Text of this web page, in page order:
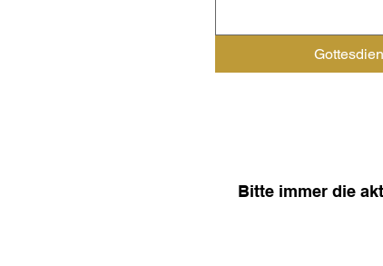
Bitte immer die